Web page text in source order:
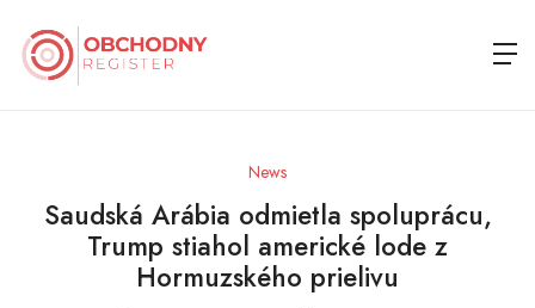
News
Saudská Arábia odmietla spoluprácu,
Trump stiahol americké lode z
Hormuzského prielivu